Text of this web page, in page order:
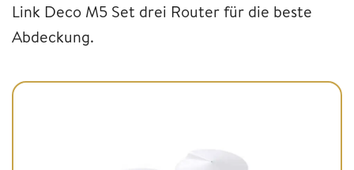
Link Deco M5 Set drei Router für die beste
Abdeckung.